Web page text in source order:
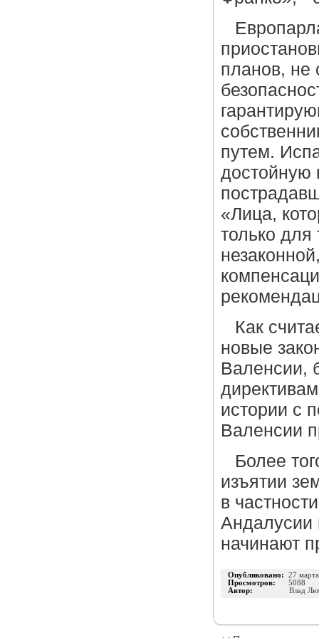
планов, не
путем.
достойную
«Лица,
только для
Как
новые
Валенсии,
истории с
Валенсии
Более
изъятии
в
Андалусии
начинают
Опубликовано: 27
Просмотров: 5088
Автор:
Влад